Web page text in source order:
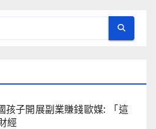
孩子開展副業賺錢歐媒: 「這
經